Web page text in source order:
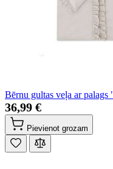
Bērnu gultas veļa ar palags
36,99 €
Pievienot grozam